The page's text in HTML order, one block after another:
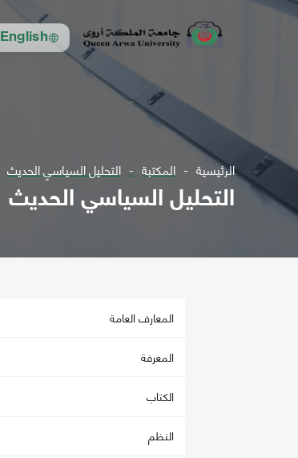
English
الرئيسية المكتبة التحليل السياسي الحديث
التحليل السياسي الحديث
المعارف العامة
المعرفة
الكتاب
النظم